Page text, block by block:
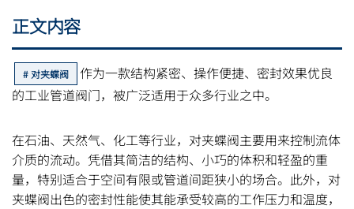
正文内容
对夹蝶阀
作为一款结构紧密、操作便捷、密封效果优良
的工业管道阀门，被广泛适用于众多行业之中。
在石油、天然气、化工等行业，对夹蝶阀主要用来控制流体
介质的流动。凭借其简洁的结构、小巧的体积和轻盈的重
量，特别适合于空间有限或管道间距狭小的场合。此外，对
夹蝶阀出色的密封性能使其能承受较高的工作压力和温度，